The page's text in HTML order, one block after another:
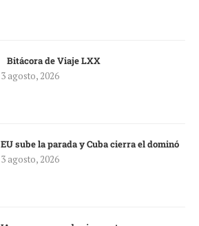
Bitácora de Viaje LXX
3 agosto, 2026
EU sube la parada y Cuba cierra el dominó
3 agosto, 2026